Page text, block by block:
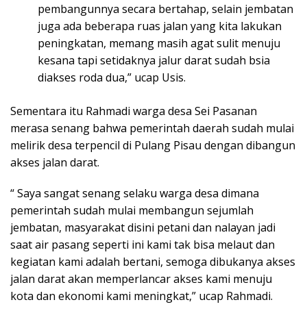
pembangunnya secara bertahap, selain jembatan
juga ada beberapa ruas jalan yang kita lakukan
peningkatan, memang masih agat sulit menuju
kesana tapi setidaknya jalur darat sudah bsia
diakses roda dua,” ucap Usis.
Sementara itu Rahmadi warga desa Sei Pasanan
merasa senang bahwa pemerintah daerah sudah mulai
melirik desa terpencil di Pulang Pisau dengan dibangun
akses jalan darat.
“ Saya sangat senang selaku warga desa dimana
pemerintah sudah mulai membangun sejumlah
jembatan, masyarakat disini petani dan nalayan jadi
saat air pasang seperti ini kami tak bisa melaut dan
kegiatan kami adalah bertani, semoga dibukanya akses
jalan darat akan memperlancar akses kami menuju
kota dan ekonomi kami meningkat,” ucap Rahmadi.